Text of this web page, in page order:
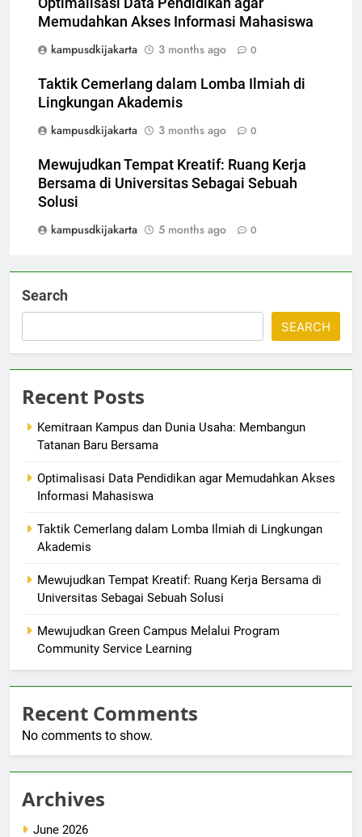
Optimalisasi Data Pendidikan agar
Memudahkan Akses Informasi Mahasiswa
kampusdkijakarta
3 months ago 0
Taktik Cemerlang dalam Lomba Ilmiah di
Lingkungan Akademis
kampusdkijakarta
3 months ago 0
Mewujudkan Tempat Kreatif: Ruang Kerja
Bersama di Universitas Sebagai Sebuah
Solusi
kampusdkijakarta
5 months ago 0
Search
SEARCH
Recent Posts
Kemitraan Kampus dan Dunia Usaha: Membangun
Tatanan Baru Bersama
Optimalisasi Data Pendidikan agar Memudahkan Akses
Informasi Mahasiswa
Taktik Cemerlang dalam Lomba Ilmiah di Lingkungan
Akademis
Mewujudkan Tempat Kreatif: Ruang Kerja Bersama di
Universitas Sebagai Sebuah Solusi
Mewujudkan Green Campus Melalui Program
Community Service Learning
Recent Comments
No comments to show.
Archives
June 2026